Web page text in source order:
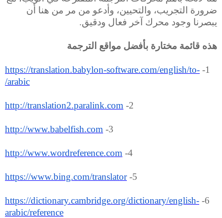
ضرورة التجريب، والتحيين، وأدعو من مر من هنا أن
يبصرنا وجود محرك آخر فعال ودقيق.
هذه قائمة مختارة بأفضل مواقع الترجمة
1-
https://translation.babylon-software.com/english/to-
arabic/
2-
http://translation2.paralink.com
3-
http://www.babelfish.com
4-
http://www.wordreference.com
5-
https://www.bing.com/translator
6-
https://dictionary.cambridge.org/dictionary/english-
arabic/reference